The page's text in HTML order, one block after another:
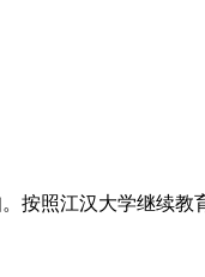
按照江汉大学继续